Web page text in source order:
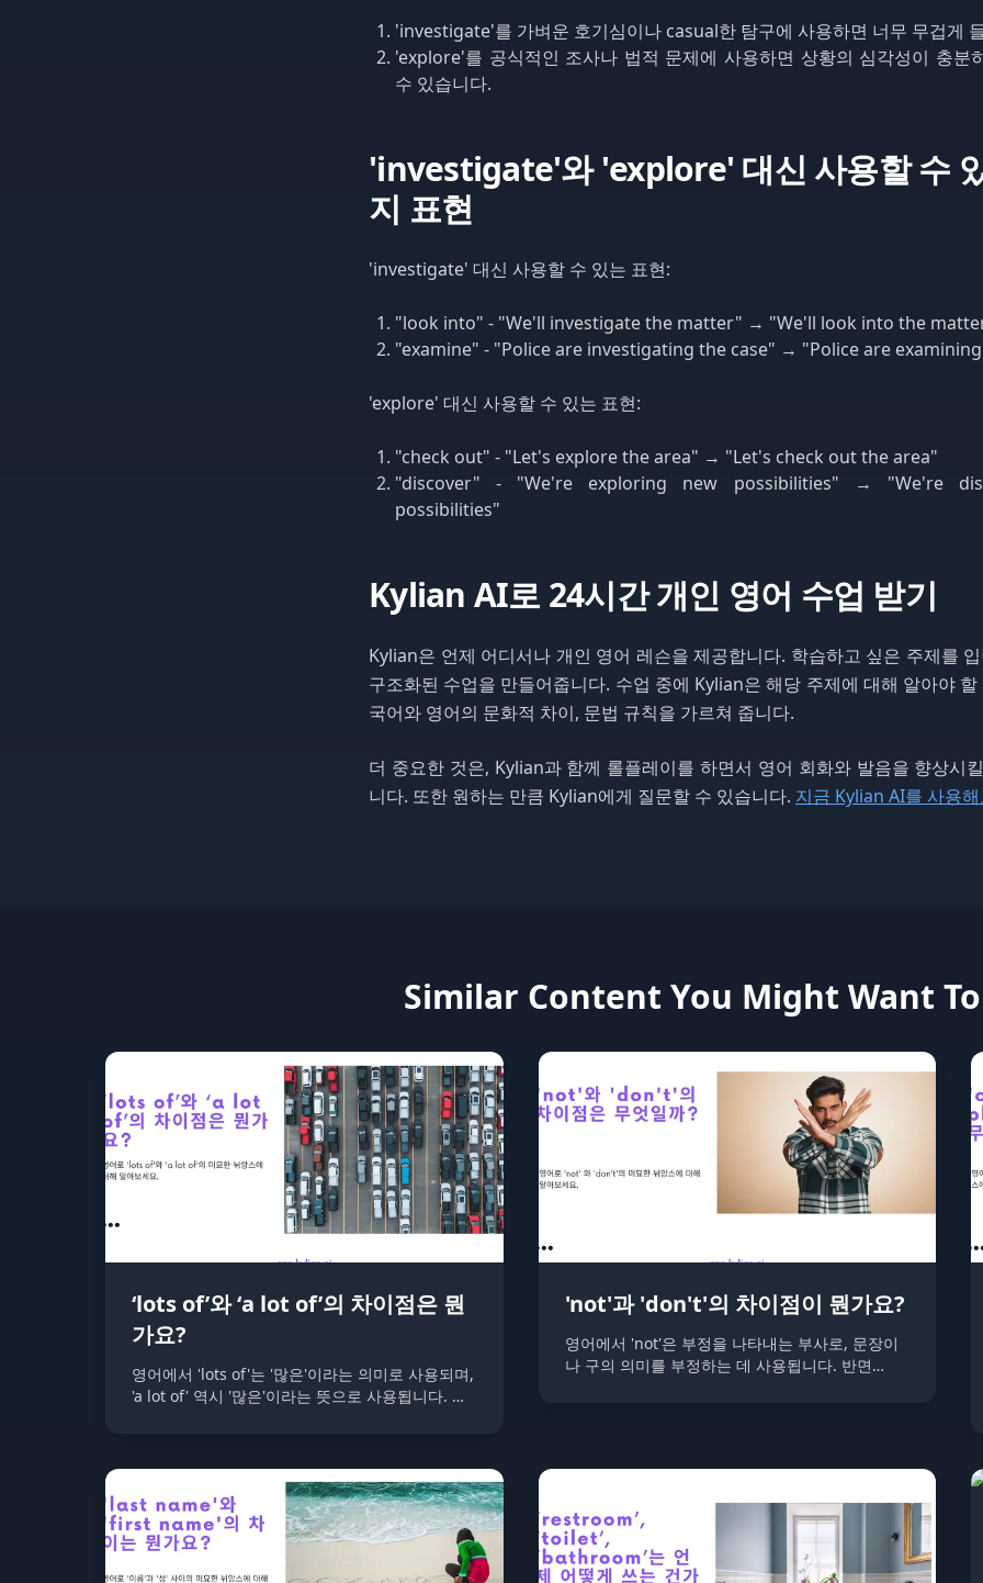
'investigate'를 가벼운 호기심이나 casual한 탐구에 사용하면 너무 무겁게
'explore'를 공식적인 조사나 법적 문제에 사용하면 상황의 심각성이 충분
수 있습니다.
'investigate'와 'explore' 대신 사용할 수
지 표현
'investigate' 대신 사용할 수 있는 표현:
"look into" - "We'll investigate the matter" → "We'll look into the
"examine" - "Police are investigating the case" → "Police are
'explore' 대신 사용할 수 있는 표현:
"check out" - "Let's explore the area" → "Let's check out the area"
"discover" - "We're exploring new possibilities" → "We're
possibilities"
Kylian AI로 24시간 개인 영어 수업 받기
Kylian은 언제 어디서나 개인 영어 레슨을 제공합니다. 학습하고 싶은 주제를
구조화된 수업을 만들어줍니다. 수업 중에 Kylian은 해당 주제에 대해 알아야
국어와 영어의 문화적 차이, 문법 규칙을 가르쳐 줍니다.
더 중요한 것은, Kylian과 함께 롤플레이를 하면서 영어 회화와 발음을 향상시
니다. 또한 원하는 만큼 Kylian에게 질문할 수 있습니다. 지금 Kylian AI를 사용
Similar Content You Might Want
‘lots of’와 ‘a lot of’의 차이점은 뭔
가요?
영어에서 'lots of'는 '많은'이라는 의미로 사용되며,
'a lot of' 역시 '많은'이라는 뜻으로 사용됩니다. 두
'not'과 'don't'의 차이점이 뭔가요?
영어에서 'not'은 부정을 나타내는 부사로, 문장이
나 구의 의미를 부정하는 데 사용됩니다. 반면